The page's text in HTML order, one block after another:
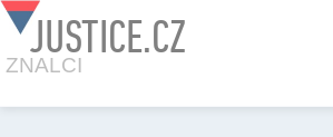
JUSTICE.CZ
ZNALCI